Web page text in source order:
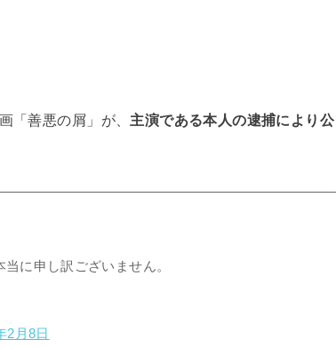
「善悪の屑」が、 主演である本人の逮捕により公
に申し訳ございません。
2月8日